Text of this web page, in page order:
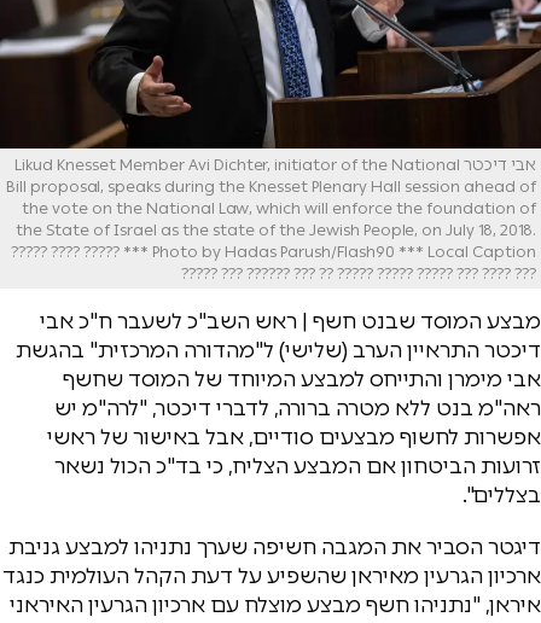
אבי דיכטר Likud Knesset Member Avi Dichter, initiator of the National
Bill proposal, speaks during the Knesset Plenary Hall session ahead of
the vote on the National Law, which will enforce the foundation of
the State of Israel as the state of the Jewish People, on July 18, 2018.
Photo by Hadas Parush/Flash90 *** Local Caption *** ????? ???? ?????
??? ???? ??? ????? ????? ????? ?? ??? ?????? ??? ?????
מבצע המוסד שבנט חשף | ראש השב"כ לשעבר ח"כ אבי
דיכטר התראיין הערב (שלישי) ל"מהדורה המרכזית" בהגשת
אבי מימרן והתייחס למבצע המיוחד של המוסד שחשף
ראה"מ בנט ללא מטרה ברורה, לדברי דיכטר, "לרה"מ יש
אפשרות לחשוף מבצעים סודיים, אבל באישור של ראשי
זרועות הביטחון אם המבצע הצליח, כי בד"כ הכול נשאר
בצללים".
דיגטר הסביר את המגבה חשיפה שערך נתניהו למבצע גניבת
ארכיון הגרעין מאיראן שהשפיע על דעת הקהל העולמית כנגד
איראן, "נתניהו חשף מבצע מוצלח עם ארכיון הגרעין האיראני